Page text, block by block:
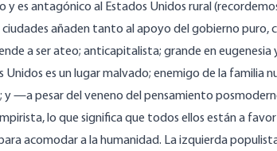
es antagónico al Estados Unidos rural
añaden tanto al apoyo del gobierno puro,
a ser ateo; anticapitalista; grande en
es un lugar malvado; enemigo de la familia
y —a pesar del veneno del pensamiento
lo que significa que todos ellos están a
acomodar a la humanidad. La izquierda